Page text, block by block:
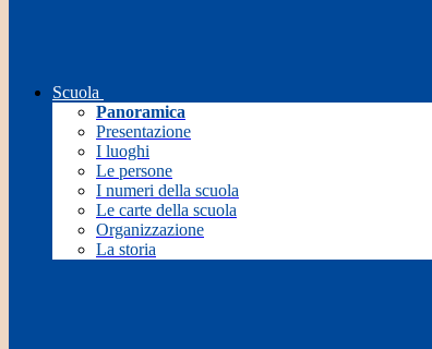
Scuola
Panoramica
Presentazione
I luoghi
Le persone
I numeri della scuola
Le carte della scuola
Organizzazione
La storia